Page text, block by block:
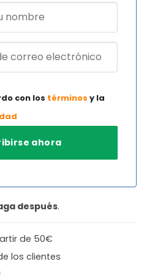
con los términos y la
después.
de 50€
los clientes